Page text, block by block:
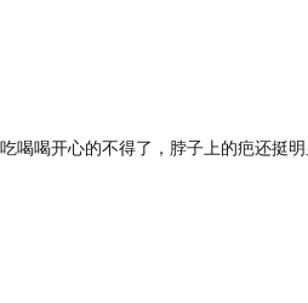
喝喝开心的不得了，脖子上的疤还挺